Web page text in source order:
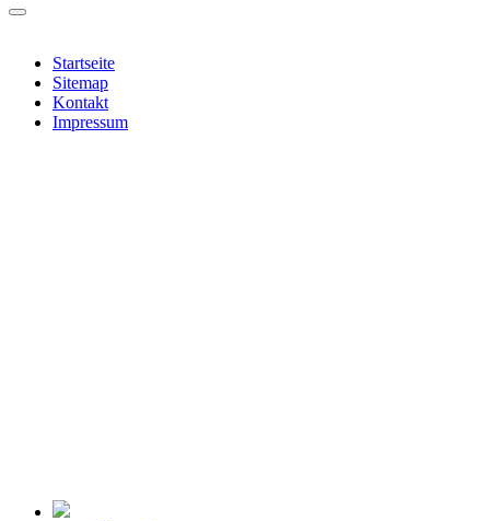
Startseite
Sitemap
Kontakt
Impressum